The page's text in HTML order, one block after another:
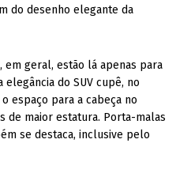
do desenho elegante da
em geral, estão lá apenas para
do SUV cupê, no
espaço para a cabeça no
de maior estatura. Porta-malas
se destaca, inclusive pelo